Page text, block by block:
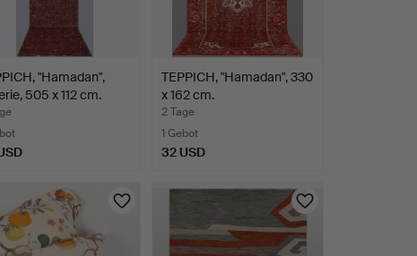
"Hamadan",
505 x 112 cm.
TEPPICH, "Hamadan", 330
x 162 cm.
2 Tage
1 Gebot
32 USD